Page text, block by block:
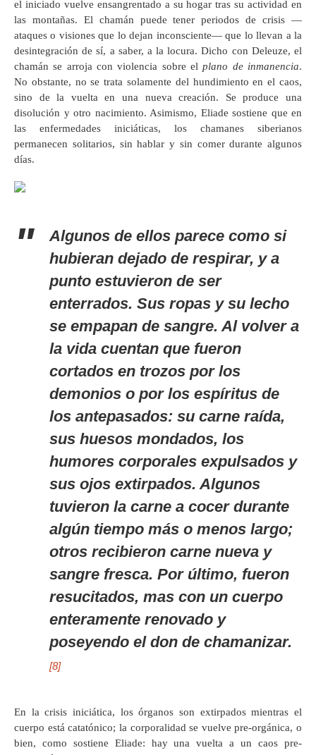
el iniciado vuelve ensangrentado a su hogar tras su actividad en
las montañas. El chamán puede tener periodos de crisis —
ataques o visiones que lo dejan inconsciente— que lo llevan a la
desintegración de sí, a saber, a la locura. Dicho con Deleuze, el
chamán se arroja con violencia sobre elplano de inmanencia.
No obstante, no se trata solamente del hundimiento en el caos,
sino de la vuelta en una nueva creación. Se produce una
disolución y otro nacimiento. Asimismo, Eliade sostiene que en
las enfermedades iniciáticas, los chamanes siberianos
permanecen solitarios, sin hablar y sin comer durante algunos
días.
Algunos de ellos parece como si
hubieran dejado de respirar, y a
punto estuvieron de ser
enterrados. Sus ropas y su lecho
se empapan de sangre. Al volver a
la vida cuentan que fueron
cortados en trozos por los
demonios o por los espíritus de
los antepasados: su carne raída,
sus huesos mondados, los
humores corporales expulsados y
sus ojos extirpados. Algunos
tuvieron la carne a cocer durante
algún tiempo más o menos largo;
otros recibieron carne nueva y
sangre fresca. Por último, fueron
resucitados, mas con un cuerpo
enteramente renovado y
poseyendo el don de chamanizar.
[8]
En la crisis iniciática, los órganos son extirpados mientras el
cuerpo está catatónico; la corporalidad se vuelve pre-orgánica, o
bien, como sostiene Eliade: hay una vuelta a un caos pre-